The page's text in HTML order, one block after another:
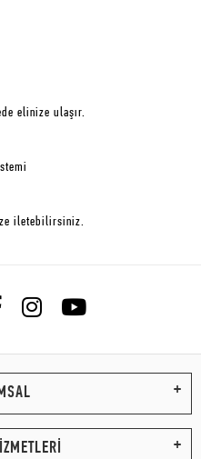
elinize ulaşır.
iletebilirsiniz.